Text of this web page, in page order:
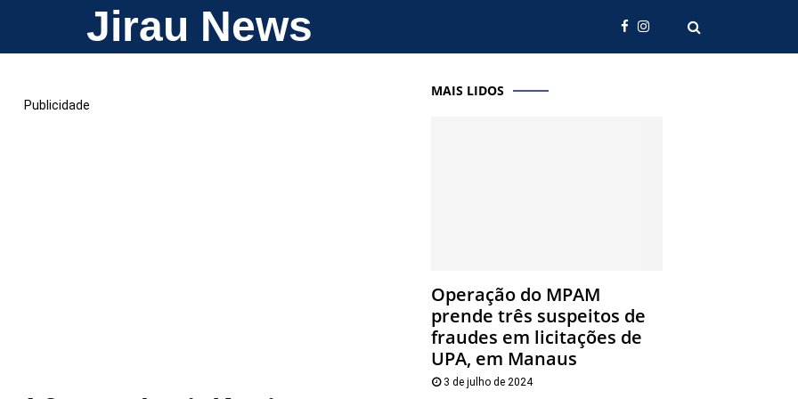
Jirau News
Publicidade
MAIS LIDOS
Operação do MPAM
prende três suspeitos de
fraudes em licitações de
UPA, em Manaus
3 de julho de 2024